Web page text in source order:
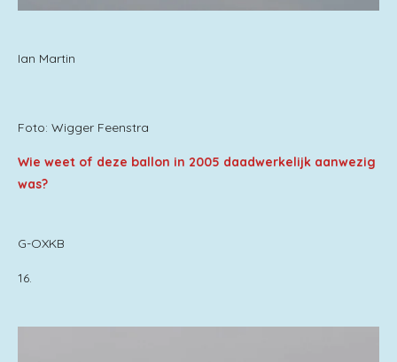
Ian Martin
Foto: Wigger Feenstra
Wie weet of deze ballon in 2005 daadwerkelijk aanwezig
was?
G-OXKB
16.